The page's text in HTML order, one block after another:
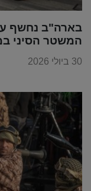
בארה"ב נחשף
המשטר הסיני
30 ביולי 2026